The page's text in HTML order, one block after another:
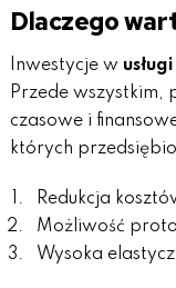
Dlaczego
Inwestycje w
Przede wszystkim,
czasowe i
których
Redukcja
Możliwość
Wysoka